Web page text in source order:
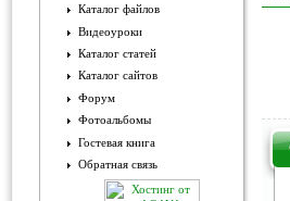
Каталог файлов
Видеоуроки
Каталог статей
Каталог сайтов
Форум
Фотоальбомы
Гостевая книга
Обратная связь